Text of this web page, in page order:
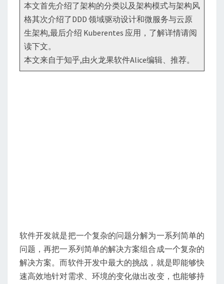
架
构、
应
架
本文首先介绍了架构的分类以及架构模式与架构风
格其次介绍了DDD 领域驱动设计和微服务与云原
生架构,最后介绍 Kuberentes 应用，了解详情请阅
读下文。
本文来自于知乎,由火龙果软件Alice编辑、推荐。
软件开发就是把一个复杂的问题分解为一系列简单的
问题，再把一系列简单的解决方案组合成一个复杂的
解决方案。而软件开发中最大的挑战，就是即能够快
速高效地针对需求、环境的变化做出改变，也能够持